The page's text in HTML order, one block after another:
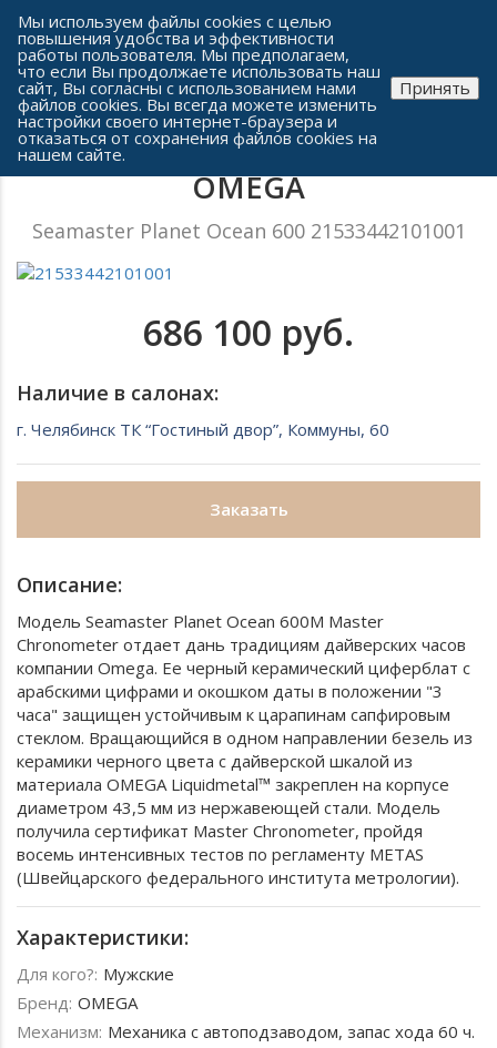
Сеть часовых салонов г. Челябинска
Мужские часы
OMEGA
Seamaster Planet Ocean 600 21533442101001
686 100 руб.
Наличие в салонах:
г. Челябинск ТК “Гостиный двор”, Коммуны, 60
Заказать
Описание:
Модель Seamaster Planet Ocean 600M Master
Chronometer отдает дань традициям дайверских часов
компании Omega. Ее черный керамический циферблат с
арабскими цифрами и окошком даты в положении "3
часа" защищен устойчивым к царапинам сапфировым
стеклом. Вращающийся в одном направлении безель из
керамики черного цвета с дайверской шкалой из
материала OMEGA Liquidmetal™ закреплен на корпусе
диаметром 43,5 мм из нержавеющей стали. Модель
получила сертификат Master Chronometer, пройдя
восемь интенсивных тестов по регламенту METAS
(Швейцарского федерального института метрологии).
Характеристики:
Для кого?: Мужские
Бренд: OMEGA
Механизм: Механика с автоподзаводом, запас хода 60 ч.
Мы используем файлы cookies с целью
повышения удобства и эффективности
работы пользователя. Мы предполагаем,
что если Вы продолжаете использовать наш
сайт, Вы согласны с использованием нами
файлов cookies. Вы всегда можете изменить
настройки своего интернет-браузера и
отказаться от сохранения файлов cookies на
нашем сайте.
Принять